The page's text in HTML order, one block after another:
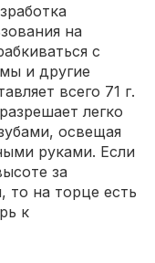
на
с
и другие
всего 71 г.
легко
освещая
руками. Если
за
то на торце есть
к